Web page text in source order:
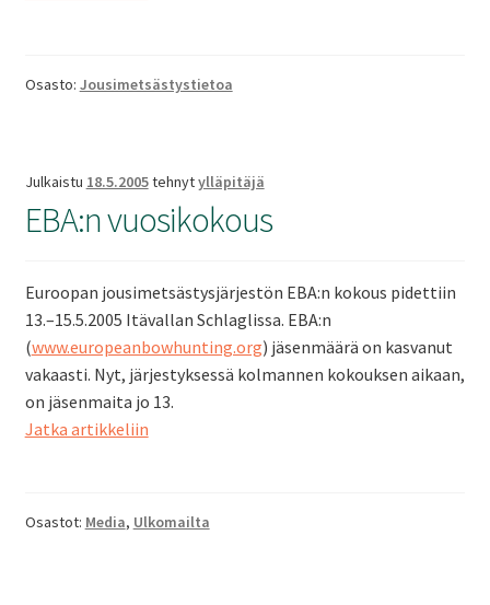
EN
Osasto: Jousimetsästystietoa
Julkaistu 18.5.2005tehnytylläpitäjä
EBA:n vuosikokous
Euroopan jousimetsästysjärjestön EBA:n kokous pidettiin
13.–15.5.2005 Itävallan Schlaglissa. EBA:n
(www.europeanbowhunting.org) jäsenmäärä on kasvanut
vakaasti. Nyt, järjestyksessä kolmannen kokouksen aikaan,
on jäsenmaita jo 13.
Jatka artikkeliinEBA:n
Osastot: Media, Ulkomailta